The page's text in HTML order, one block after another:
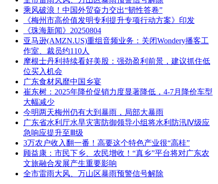
乘风破浪！中国外贸奋力交出“韧性答卷”
《梅州市高价值发明专利提升专项行动方案》印发
《珠海新闻》20250804
亚马逊(AMZN.US)重组音频业务：关闭Wondery播客工
作室、裁员约110人
摩根士丹利持续看好美股：强劲盈利前景，建议抓住低
位买入机会
广东食材风靡中国乡宴
崔东树：2025年降价促销力度显著降低，4-7月降价车型
大幅减少
今明两天梅州仍有大到暴雨，局部大暴雨
广东省水利厅水旱灾害防御领导小组将水利防汛Ⅳ级应
急响应提升至Ⅲ级
3万农户收入翻一番！高要这个特色产业很“高桂”
顾益康：市民下乡、农民增收！“真乡”平台将对广东农
文旅融合发展产生重要影响
全市雷雨大风、万山区暴雨预警信号解除